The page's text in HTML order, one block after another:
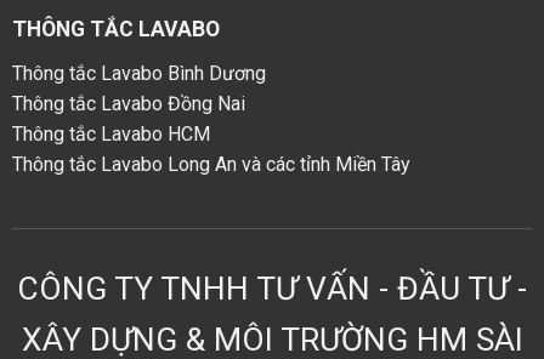
THÔNG TẮC LAVABO
Thông tắc Lavabo Bình Dương
Thông tắc Lavabo Đồng Nai
Thông tắc Lavabo HCM
Thông tắc Lavabo Long An và các tỉnh Miền Tây
CÔNG TY TNHH TƯ VẤN - ĐẦU TƯ -
XÂY DỰNG & MÔI TRƯỜNG HM SÀI